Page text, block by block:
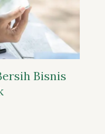
Bisnis